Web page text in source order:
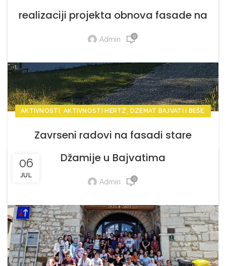
realizaciji projekta obnova fasade na
staroj Džamiji
Admin 0
AKTIVNOSTI AKTIVNOSTI HERTZ DZEMAT BAJVATI I BEŠE
Zavrseni radovi na fasadi stare
Džamije u Bajvatima
Admin 0
06
JUL